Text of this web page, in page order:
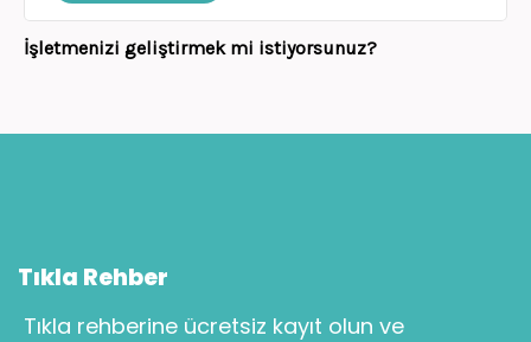
İşletmenizi geliştirmek mi istiyorsunuz?
Tıkla Rehber
Tıkla rehberine ücretsiz kayıt olun ve